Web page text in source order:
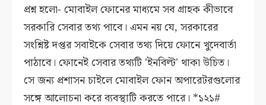
প্রশ্ন হলো- মোবাইল ফোনের মাধ্যমে সব গ্রাহক কীভাবে
সরকারি সেবার তথ্য পাবে। এমন নয় যে, সরকারের
সংশ্নিষ্ট দপ্তর সবাইকে সেবার তথ্য দিয়ে ফোনে খুদেবার্তা
পাঠাবে। ফোনেই সেবার তথ্যটি 'ইনবিল্ট' থাকা উচিত।
সে জন্য প্রশাসন চাইলে মোবাইল ফোন অপারেটরগুলোর
সঙ্গে আলোচনা করে ব্যবস্থাটি করতে পারে। *১২১#